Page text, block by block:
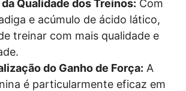
Qualidade dos Treinos: Com
e acúmulo de ácido lático,
treinar com mais qualidade e
do Ganho de Força: A
é particularmente eficaz em